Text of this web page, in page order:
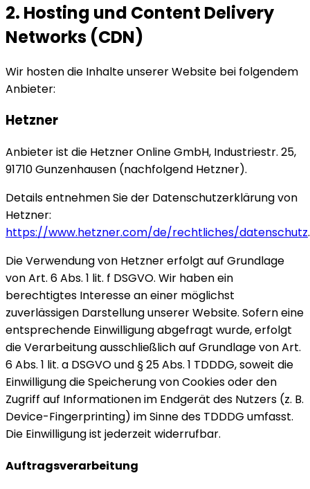
2. Hosting und Content Delivery
Networks (CDN)
Wir hosten die Inhalte unserer Website bei folgendem
Anbieter:
Hetzner
Anbieter ist die Hetzner Online GmbH, Industriestr. 25,
91710 Gunzenhausen (nachfolgend Hetzner).
Details entnehmen Sie der Datenschutzerklärung von
Hetzner:
https://www.hetzner.com/de/rechtliches/datenschutz.
Die Verwendung von Hetzner erfolgt auf Grundlage
von Art. 6 Abs. 1 lit. f DSGVO. Wir haben ein
berechtigtes Interesse an einer möglichst
zuverlässigen Darstellung unserer Website. Sofern eine
entsprechende Einwilligung abgefragt wurde, erfolgt
die Verarbeitung ausschließlich auf Grundlage von Art.
6 Abs. 1 lit. a DSGVO und § 25 Abs. 1 TDDDG, soweit die
Einwilligung die Speicherung von Cookies oder den
Zugriff auf Informationen im Endgerät des Nutzers (z. B.
Device-Fingerprinting) im Sinne des TDDDG umfasst.
Die Einwilligung ist jederzeit widerrufbar.
Auftragsverarbeitung